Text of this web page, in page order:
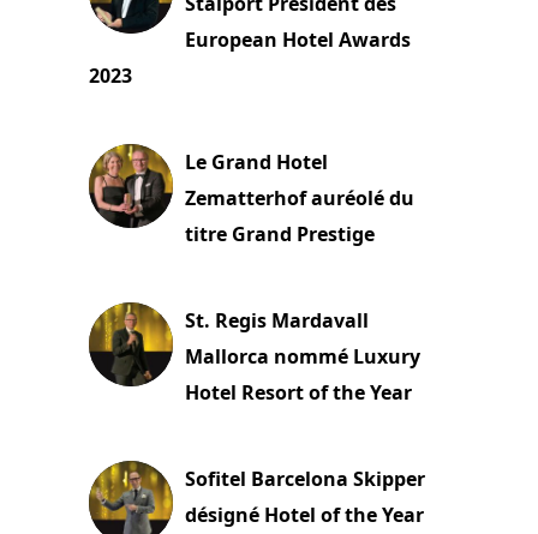
European Hotel Awards
2023
Le Grand Hotel
Zematterhof auréolé du
titre Grand Prestige
St. Regis Mardavall
Mallorca nommé Luxury
Hotel Resort of the Year
Sofitel Barcelona Skipper
désigné Hotel of the Year